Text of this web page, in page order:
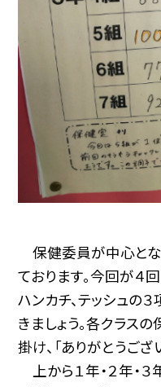
保健委員が中心とな
ております。今回が４
ハンカチ、テッシュの
きましょう。各クラス
掛け、「ありがとうござ
上から１年・２年・３